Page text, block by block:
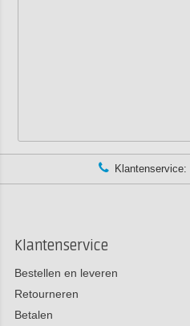
Klantenservice:
Klantenservice
Bestellen en leveren
Retourneren
Betalen